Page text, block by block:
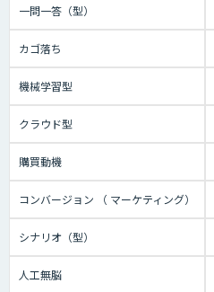
一問一答（型）
カゴ落ち
機械学習型
クラウド型
購買動機
コンバージョン （ マーケティング）
シナリオ（型）
人工無脳